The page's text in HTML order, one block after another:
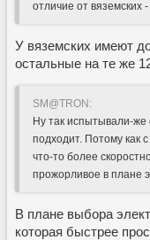
отличие от вяземских
У вяземских имеют
остальные на те же
SM@TRON:
Ну так испытывали-же
подходит. Потому как
что-то более
прожорливое в плане
В плане выбора
которая быстрее